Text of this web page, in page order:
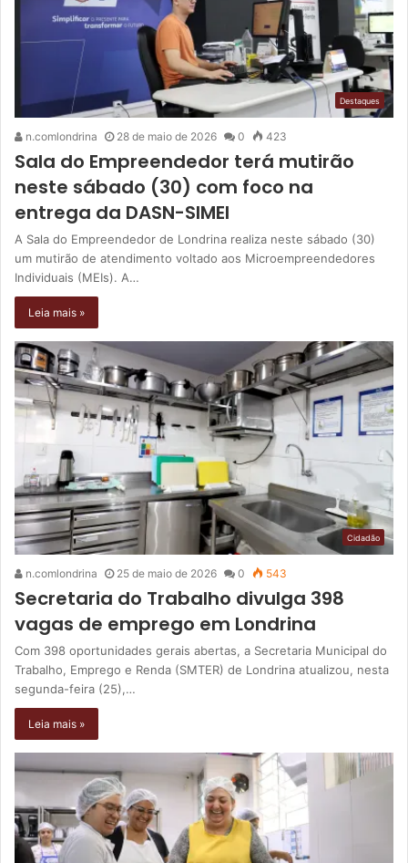
Destaques
n.comlondrina 28 de maio de 2026 0 423
Sala do Empreendedor terá mutirão
neste sábado (30) com foco na
entrega da DASN-SIMEI
A Sala do Empreendedor de Londrina realiza neste sábado (30)
um mutirão de atendimento voltado aos Microempreendedores
Individuais (MEIs). A…
Leia mais »
Cidadão
n.comlondrina 25 de maio de 2026 0 543
Secretaria do Trabalho divulga 398
vagas de emprego em Londrina
Com 398 oportunidades gerais abertas, a Secretaria Municipal do
Trabalho, Emprego e Renda (SMTER) de Londrina atualizou, nesta
segunda-feira (25),…
Leia mais »